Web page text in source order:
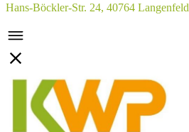
Hans-Böckler-Str. 24, 40764 Langenfeld